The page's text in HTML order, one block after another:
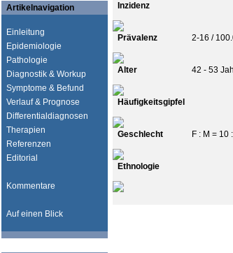
Artikelnavigation
Einleitung
Epidemiologie
Pathologie
Diagnostik & Workup
Symptome & Befund
Verlauf & Prognose
Differentialdiagnosen
Therapien
Referenzen
Editorial
Kommentare
Auf einen Blick
Inzidenz
Prävalenz 2-16 /
Alter 42 - 53
Häufigkeitsgipfel
Geschlecht F : M = 10
Ethnologie